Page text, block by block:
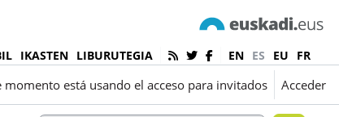
IKASTEN LIBURUTEGIA EN ES EU
FR
momento está usando el acceso para invitados Acceder